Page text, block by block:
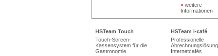
weitere
Informationen
HSTeam Touch
Touch-Screen-
Kassensystem für die
Gastronomie
HSTeam i-café
Professionelle
Internetcafés